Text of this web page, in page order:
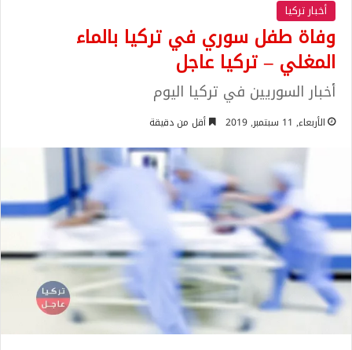
أخبار تركيا
وفاة طفل سوري في تركيا بالماء
المغلي – تركيا عاجل
أخبار السوريين في تركيا اليوم
الأربعاء, 11 سبتمبر, 2019 أقل من دقيقة